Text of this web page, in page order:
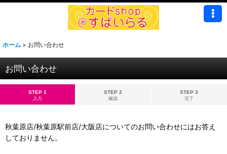
ホーム > お問い合わせ
お問い合わせ
STEP 1
入力
STEP 2
確認
STEP 3
完了
秋葉原店/秋葉原駅前店/大阪店についてのお問い合わせにはお答え
しておりません。